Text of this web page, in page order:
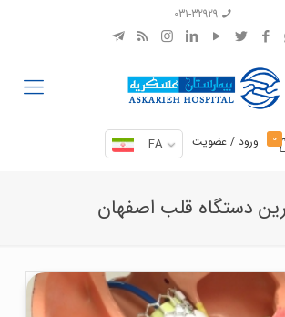
031-32929
0 ورود / عضویت FA
دستگاه قلب اصفهان